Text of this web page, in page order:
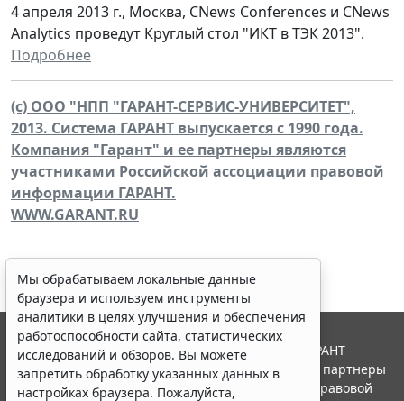
4 апреля 2013 г., Москва, CNews Conferences и CNews
Analytics проведут Круглый стол "ИКТ в ТЭК 2013".
Подробнее
(c) ООО "НПП "ГАРАНТ-СЕРВИС-УНИВЕРСИТЕТ",
2013. Система ГАРАНТ выпускается с 1990 года.
Компания "Гарант" и ее партнеры являются
участниками Российской ассоциации правовой
информации ГАРАНТ.
WWW.GARANT.RU
Мы обрабатываем локальные данные
браузера и используем инструменты
аналитики в целях улучшения и обеспечения
работоспособности сайта, статистических
исследований и обзоров. Вы можете
запретить обработку указанных данных в
настройках браузера. Пожалуйста,
© ООО "НПП "ГАРАНТ-СЕРВИС", 2026. Система ГАРАНТ
выпускается с 1990 года. Компания "Гарант" и ее партнеры
являются участниками Российской ассоциации правовой